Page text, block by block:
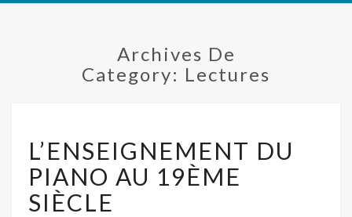
Archives De
Category: Lectures
PIANO
AU
19ÈME
L’ENSEIGNEMENT DU
PIANO AU 19ÈME
SIÈCLE